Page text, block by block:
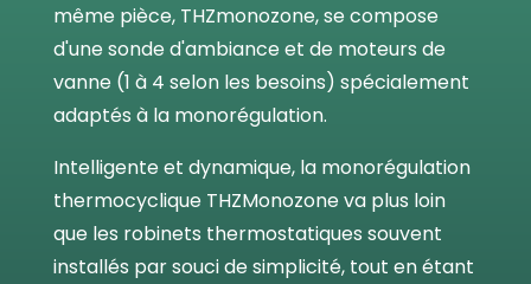
même pièce, THZmonozone, se compose
d'une sonde d'ambiance et de moteurs de
vanne (1 à 4 selon les besoins) spécialement
adaptés à la monorégulation.
Intelligente et dynamique, la monorégulation
thermocyclique THZMonozone va plus loin
que les robinets thermostatiques souvent
installés par souci de simplicité, tout en étant